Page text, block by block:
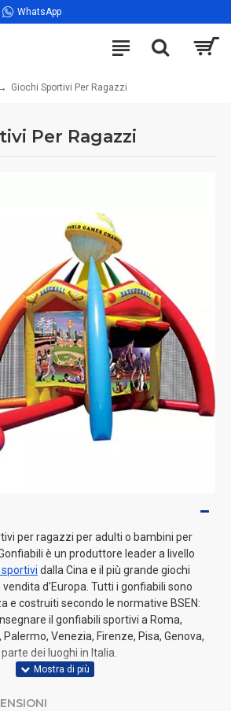
WhatsApp
Giochi Sportivi Per Ragazzi
Per Ragazzi
per ragazzi per adulti o bambini per
è un produttore leader a livello
dalla Cina e il più grande giochi
d'Europa. Tutti i gonfiabili sono
e costruiti secondo le normative BSEN:
il gonfiabili sportivi a Roma,
Palermo, Venezia, Firenze, Pisa, Genova,
dei luoghi in Italia.